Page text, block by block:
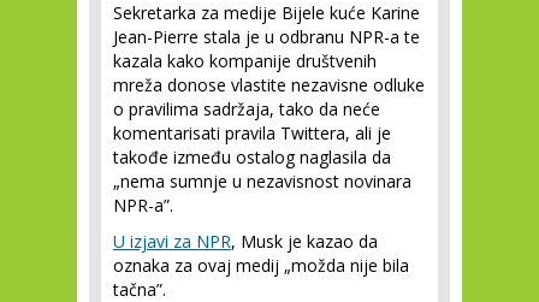
Sekretarka za medije Bijele kuće Karine
Jean-Pierre stala je u odbranu NPR-a te
kazala kako kompanije društvenih
mreža donose vlastite nezavisne odluke
o pravilima sadržaja, tako da neće
komentarisati pravila Twittera, ali je
takođe između ostalog naglasila da
„nema sumnje u nezavisnost novinara
NPR-a”.
U izjavi za NPR, Musk je kazao da
oznaka za ovaj medij „možda nije bila
tačna”.